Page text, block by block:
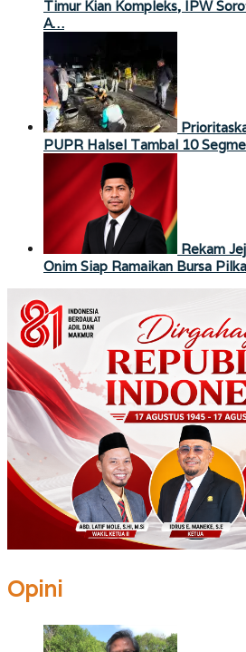
Timur Kian Kompleks, IPW
A…
PUPR Halsel Tambal 10
Rekam
Onim Siap Ramaikan Bursa
Opini